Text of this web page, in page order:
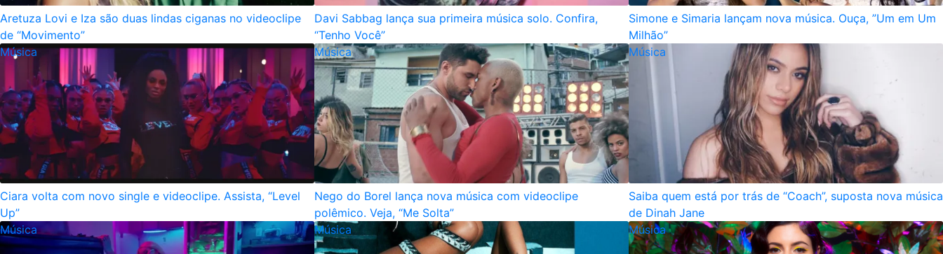
Aretuza Lovi e Iza são duas lindas ciganas no videoclipe
de “Movimento”
Davi Sabbag lança sua primeira música solo. Confira,
“Tenho Você”
Simone e Simaria lançam nova música. Ouça, ”Um em Um
Milhão”
Música
Ciara volta com novo single e videoclipe. Assista, “Level
Up”
Música
Nego do Borel lança nova música com videoclipe
polêmico. Veja, “Me Solta”
Música
Saiba quem está por trás de “Coach”, suposta nova música
de Dinah Jane
Música
Música Música